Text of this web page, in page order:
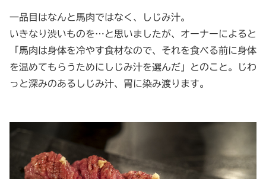
一品目はなんと馬肉ではなく、しじみ汁。
いきなり渋いものを…と思いましたが、オーナーによると
「馬肉は身体を冷やす食材なので、それを食べる前に身体
を温めてもらうためにしじみ汁を選んだ」とのこと。じわ
っと深みのあるしじみ汁、胃に染み渡ります。